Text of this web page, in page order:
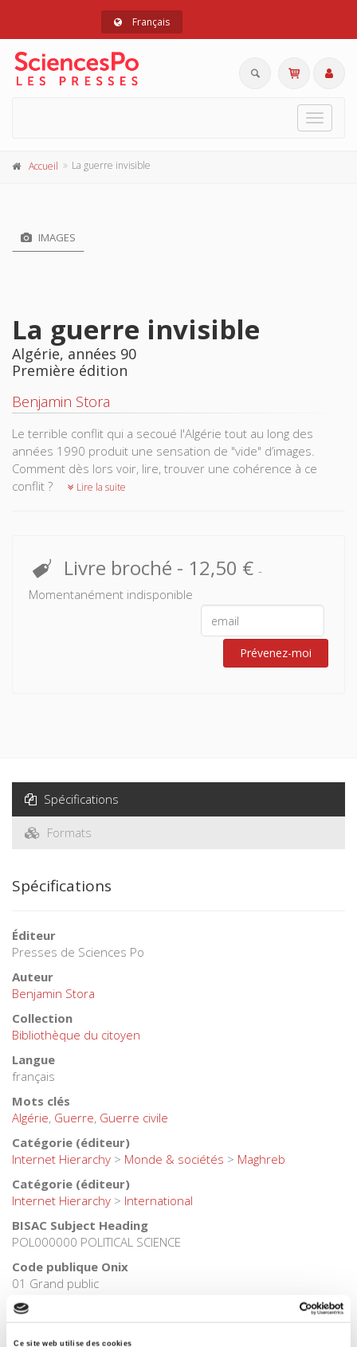
Ce site web utilise des cookies
Français
Toggle
Accueil La guerre invisible
IMAGES
La guerre invisible
Algérie, années 90
Première édition
Benjamin Stora
Le terrible conflit qui a secoué l'Algérie tout au long des
années 1990 produit une sensation de "vide" d’images.
Comment dès lors voir, lire, trouver une cohérence à ce
conflit ?
Lire la suite
Livre broché - 12,50 € -
Momentanément indisponible
Prévenez-moi
Spécifications
Formats
Spécifications
Éditeur
Presses de Sciences Po
Auteur
Benjamin Stora
Collection
Bibliothèque du citoyen
Langue
français
Mots clés
Algérie, Guerre, Guerre civile
Catégorie (éditeur)
Internet Hierarchy > Monde & sociétés > Maghreb
Catégorie (éditeur)
Internet Hierarchy > International
BISAC Subject Heading
POL000000 POLITICAL SCIENCE
Code publique Onix
01 Grand public
CLIL (Version 2013-2019 )
3283 SCIENCES POLITIQUES